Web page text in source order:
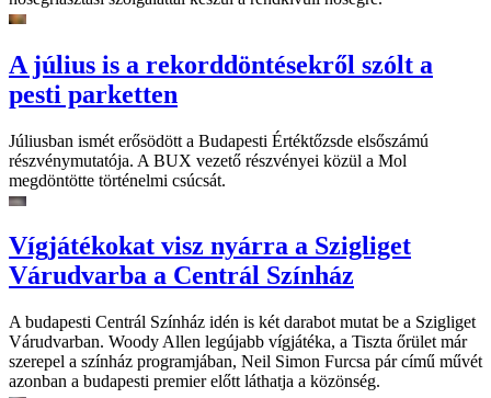
A július is a rekorddöntésekről szólt a
pesti parketten
Júliusban ismét erősödött a Budapesti Értéktőzsde elsőszámú
részvénymutatója. A BUX vezető részvényei közül a Mol
megdöntötte történelmi csúcsát.
Vígjátékokat visz nyárra a Szigliget
Várudvarba a Centrál Színház
A budapesti Centrál Színház idén is két darabot mutat be a Szigliget
Várudvarban. Woody Allen legújabb vígjátéka, a Tiszta őrület már
szerepel a színház programjában, Neil Simon Furcsa pár című művét
azonban a budapesti premier előtt láthatja a közönség.